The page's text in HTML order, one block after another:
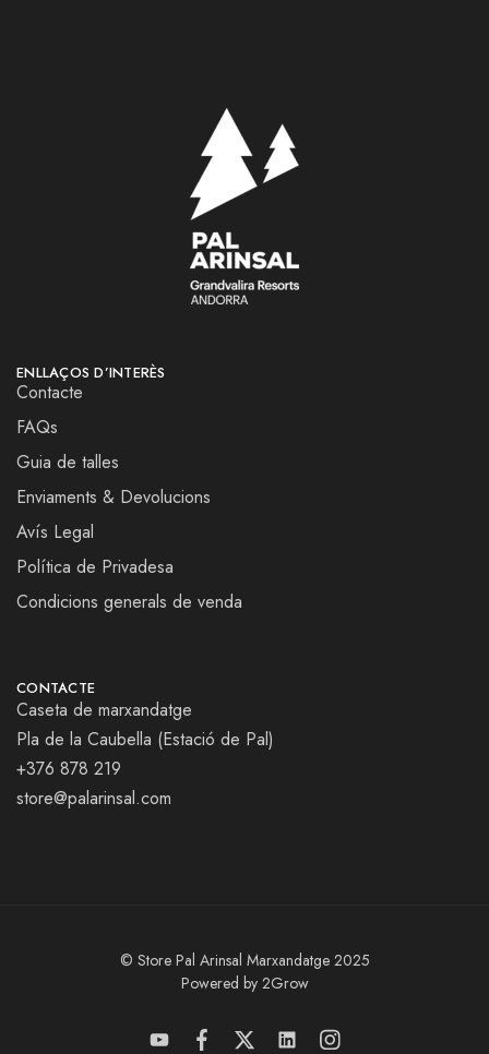
ENLLAÇOS D’INTERÈS
Contacte
FAQs
Guia de talles
Enviaments & Devolucions
Avís Legal
Política de Privadesa
Condicions generals de venda
CONTACTE
Caseta de marxandatge
Pla de la Caubella (Estació de Pal)
+376 878 219
store@palarinsal.com
© Store Pal Arinsal Marxandatge 2025
Powered by 2Grow